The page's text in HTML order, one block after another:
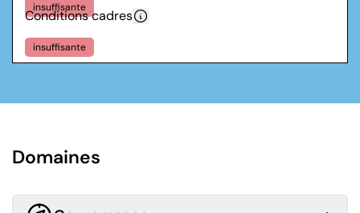
insuffisante
Conditions cadres
insuffisante
Domaines